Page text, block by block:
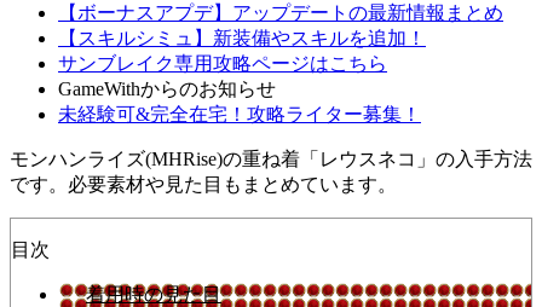
【ボーナスアプデ】アップデートの最新情報まとめ
【スキルシミュ】新装備やスキルを追加！
サンブレイク専用攻略ページはこちら
GameWithからのお知らせ
未経験可&完全在宅！攻略ライター募集！
モンハンライズ(MHRise)の重ね着「レウスネコ」の入手方法
です。必要素材や見た目もまとめています。
目次
着用時の見た目